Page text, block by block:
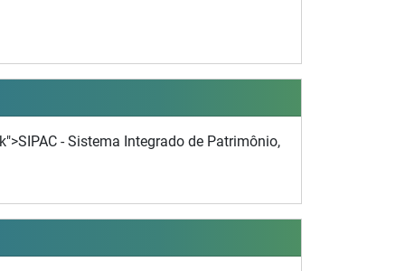
- Sistema Integrado de Patrimônio,